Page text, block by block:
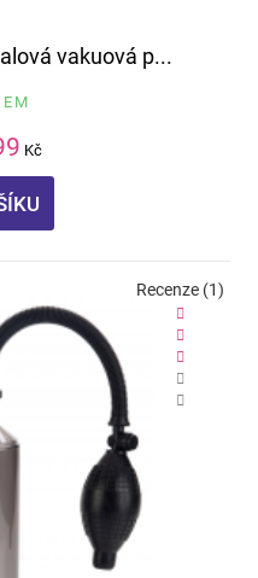
vakuová p...
Kč
Recenze (1)